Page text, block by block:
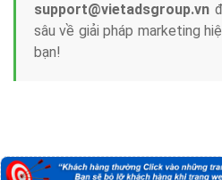
support@vietadsgroup.vn
sâu về giải pháp marketing
bạn!